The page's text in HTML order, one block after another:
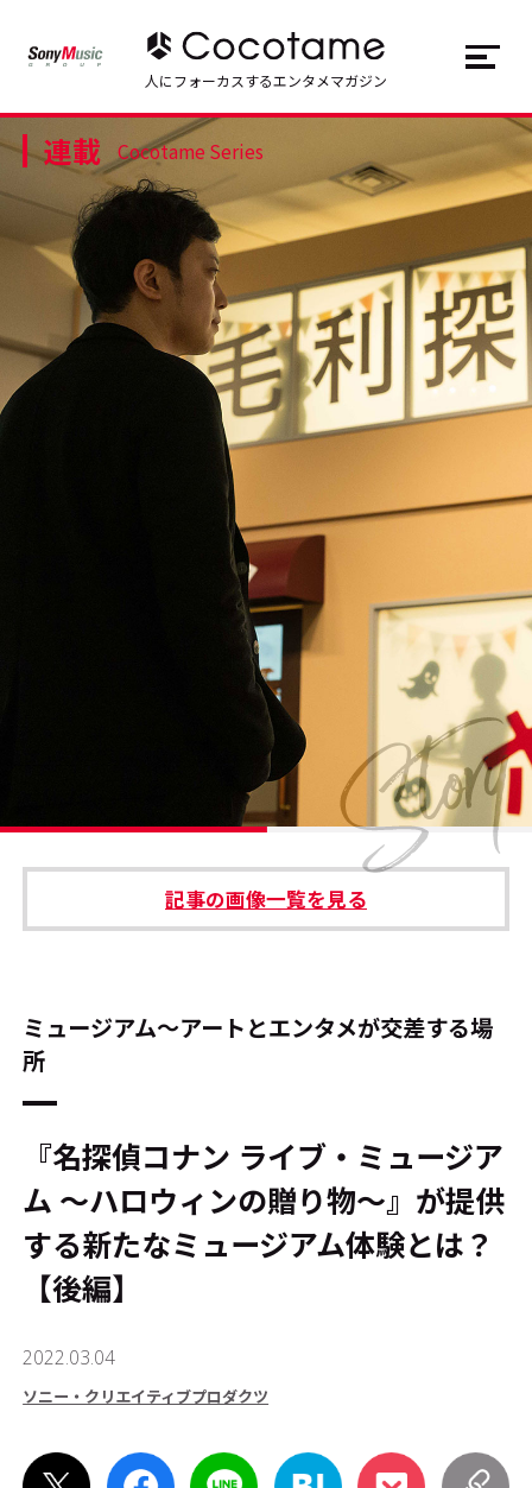
トップ Top
記事一覧 Articles
連載一覧 Series
Cocotameとは About
#エンタメ業界のちょっといい話
#サステナブルな取り組み #スタッフが語る
#リクルート
運営会社 プライバシーポリシー
本サイトご利用にあたって Cookie Settings
JP EN
人にフォーカスするエンタメマガジン
連載 Cocotame Series
記事の画像一覧を見る
ミュージアム～アートとエンタメが交差する場
所
『名探偵コナン ライブ・ミュージア
ム ～ハロウィンの贈り物～』が提供
する新たなミュージアム体験とは？
【後編】
2022.03.04
ソニー・クリエイティブプロダクツ